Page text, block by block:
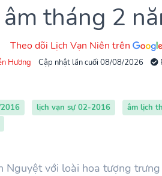
tháng 2
Theo dõi Lịch Vạn Niên trên
Hương Cập nhật lần cuối 08/08/2026
lịch vạn sự 02-2016 âm lịch
với loài hoa tượng